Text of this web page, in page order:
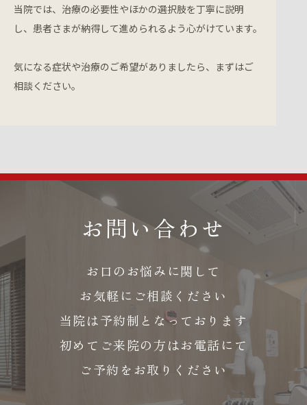
当院では、治療の必要性やほかの選択肢を丁寧に説明
し、患者さまが納得して進められるよう心がけています。
気になる症状や治療のご希望がありましたら、まずはご
相談ください。
お問い合わせ
お口のお悩みに関して
お気軽にご相談ください
当院は予約制となっております
初めてご来院の方はお電話にて
ご予約をお取りください